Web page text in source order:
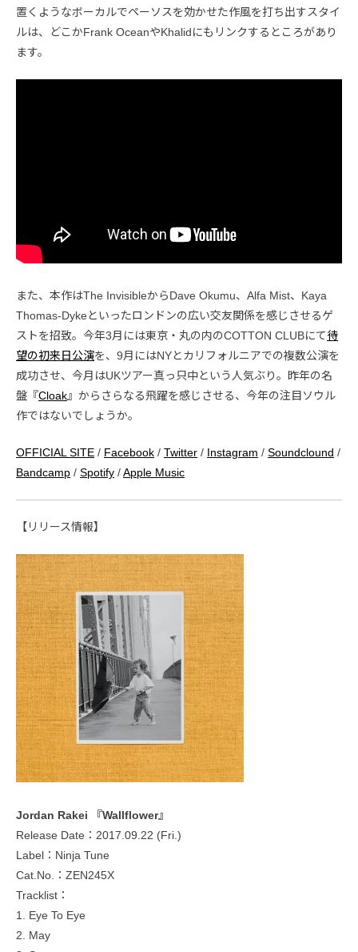
置くようなボーカルでペーソスを効かせた作風を打ち出すスタイ
ルは、どこかFrank OceanやKhalidにもリンクするところがあり
ます。
また、本作はThe InvisibleからDave Okumu、Alfa Mist、Kaya
Thomas-Dykeといったロンドンの広い交友関係を感じさせるゲ
ストを招致。今年3月には東京・丸の内のCOTTON CLUBにて待
望の初来日公演を、9月にはNYとカリフォルニアでの複数公演を
成功させ、今月はUKツアー真っ只中という人気ぶり。昨年の名
盤『Cloak』からさらなる飛躍を感じさせる、今年の注目ソウル
作ではないでしょうか。
OFFICIAL SITE / Facebook / Twitter / Instagram / Soundclound /
Bandcamp / Spotify /Apple Music
【リリース情報】
Jordan Rakei 『Wallflower』
Release Date：2017.09.22 (Fri.)
Label：Ninja Tune
Cat.No.：ZEN245X
Tracklist：
1. Eye To Eye
2. May